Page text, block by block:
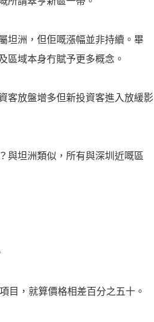
坦洲，但佢嘅漲幅並非持續。畢
區域本身冇賦予更多概念。
客放盤增多但新投資客進入放緩影
與坦洲類似，所有與深圳近嘅區
目，就算價格相差百分之五十。